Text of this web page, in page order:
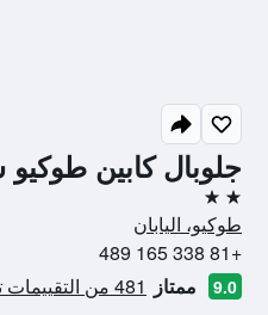
جلوبال كابين
2 نجمتين
طوكيو، اليابان
+81 338 165 489
9.0 ممتاز 481 من التقييمات تم التحقق منها